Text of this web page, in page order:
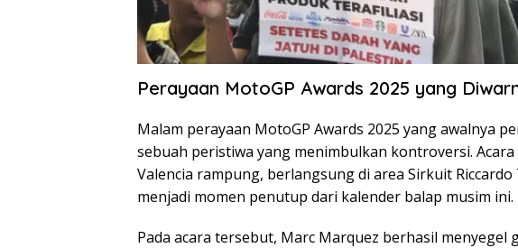
Perayaan MotoGP Awards 2025 yang
Malam perayaan MotoGP Awards 2025 yang awalnya
sebuah peristiwa yang menimbulkan kontroversi.
Valencia rampung, berlangsung di area Sirkuit
menjadi momen penutup dari kalender balap musim ini.
Pada acara tersebut, Marc Marquez berhasil menyegel